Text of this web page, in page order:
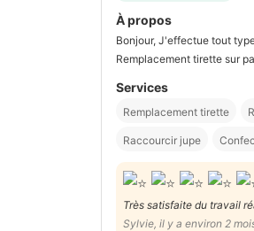
À propos
Bonjour, J'effectue tout
Remplacement tirette sur
Services
Remplacement tirette
Raccourcir jupe
Très satisfaite du travail
top ! Je recommande
Sylvie, il y a environ 2